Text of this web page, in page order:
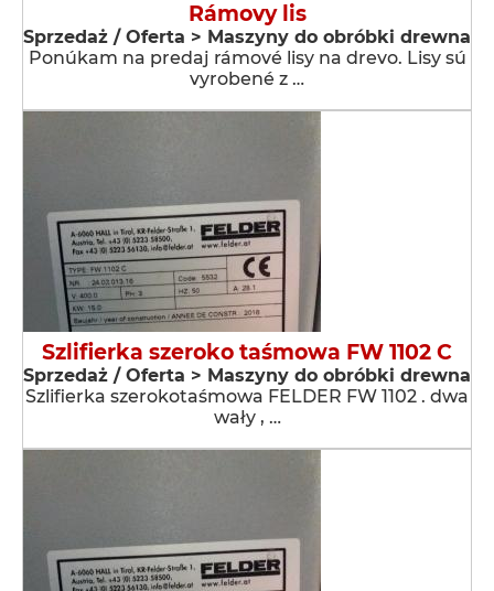
Rámovy lis
Sprzedaż / Oferta > Maszyny do obróbki drewna
Ponúkam na predaj rámové lisy na drevo. Lisy sú
vyrobené z …
Szlifierka szeroko taśmowa FW 1102 C
Sprzedaż / Oferta > Maszyny do obróbki drewna
Szlifierka szerokotaśmowa FELDER FW 1102 . dwa
wały , …